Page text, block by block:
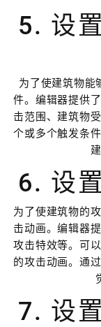
5. 设
为了使建筑物能
件。编辑器提供
击范围、建筑物
个或多个触发条
6. 设
为了使建筑物的
击动画。编辑器
攻击特效等。可
的攻击动画。通
7. 设